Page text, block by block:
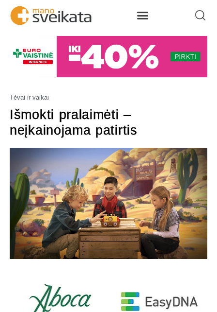
Tėvai ir vaikai
Išmokti pralaimėti –
neįkainojama patirtis